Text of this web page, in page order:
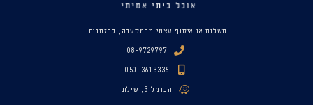
משלוח או איסוף עצמי מהמסעדה, להזמנות:
08-9729797
050-3613336
הכרמל 3, שילת